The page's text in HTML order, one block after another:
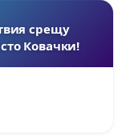
срещу
Ковачки!